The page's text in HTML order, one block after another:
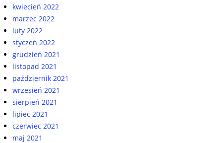
kwiecień 2022
marzec 2022
luty 2022
styczeń 2022
grudzień 2021
listopad 2021
październik 2021
wrzesień 2021
sierpień 2021
lipiec 2021
czerwiec 2021
maj 2021